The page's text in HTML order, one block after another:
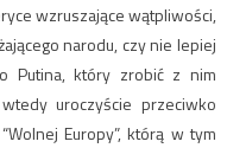
wzruszające wątpliwości,
narodu, czy nie lepiej
Putina, który zrobić z nim
uroczyście przeciwko
Europy”, którą w tym